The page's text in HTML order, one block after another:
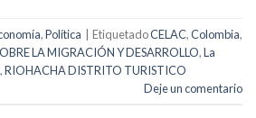
,Política EtiquetadoCELAC,Colombia,
LA MIGRACIÓN Y DESARROLLO,La
,RIOHACHA DISTRITO TURISTICO
Deje un comentario